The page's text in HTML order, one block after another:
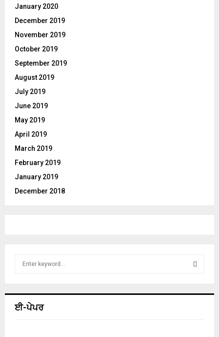
January 2020
December 2019
November 2019
October 2019
September 2019
August 2019
July 2019
June 2019
May 2019
April 2019
March 2019
February 2019
January 2019
December 2018
h
ਈ-ਪੇਪਰ